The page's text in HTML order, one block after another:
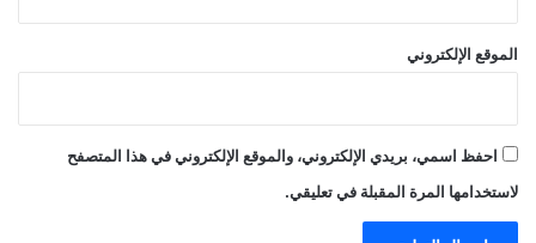
الموقع الإلكتروني
احفظ اسمي، بريدي الإلكتروني، والموقع الإلكتروني في هذا المتصفح
لاستخدامها المرة المقبلة في تعليقي.